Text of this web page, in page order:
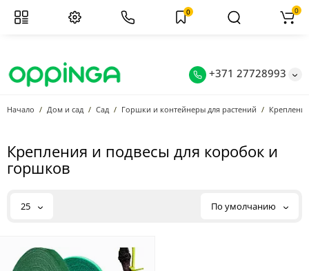
+371 27728993
0 0
Начало Дом и сад Сад Горшки и контейнеры для растений
Крепления и подвесы для коробок и
горшков
25 По умолчанию